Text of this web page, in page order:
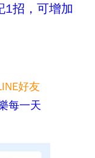
1招，可增加
好友
每一天